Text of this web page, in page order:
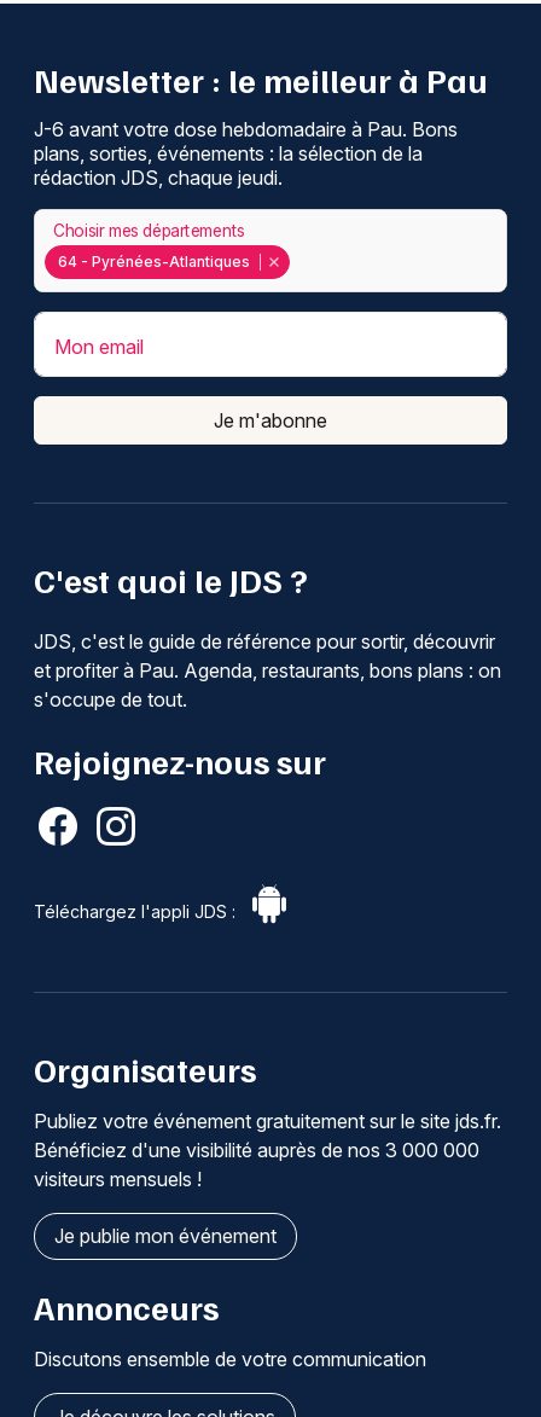
C'est quoi le JDS ?
JDS, c'est le guide de référence pour sortir, découvrir
et profiter à Pau. Agenda, restaurants, bons plans : on
s'occupe de tout.
Rejoignez-nous sur
Téléchargez l'appli JDS :
Newsletter : le meilleur à Pau
J-6 avant votre dose hebdomadaire à Pau. Bons
plans, sorties, événements : la sélection de la
rédaction JDS, chaque jeudi.
64 - Pyrénées-Atlantiques
Choisir mes départements
Mon email
Je m'abonne
Organisateurs
Publiez votre événement gratuitement sur le site jds.fr.
Bénéficiez d'une visibilité auprès de nos 3 000 000
visiteurs mensuels !
Je publie mon événement
Annonceurs
Discutons ensemble de votre communication